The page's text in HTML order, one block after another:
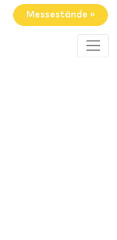
Messestände »